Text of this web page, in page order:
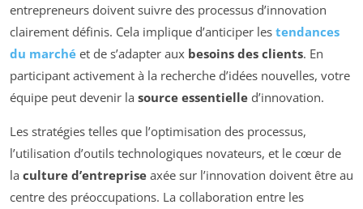
entrepreneurs doivent suivre des processus d’innovation
clairement définis. Cela implique d’anticiper les tendances
du marché et de s’adapter aux besoins des clients. En
participant activement à la recherche d’idées nouvelles, votre
équipe peut devenir la source essentielle d’innovation.
Les stratégies telles que l’optimisation des processus,
l’utilisation d’outils technologiques novateurs, et le cœur de
la culture d’entreprise axée sur l’innovation doivent être au
centre des préoccupations. La collaboration entre les